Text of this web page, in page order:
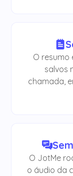
O resumo
salvos
chamada,
O JotMe
o áudio da